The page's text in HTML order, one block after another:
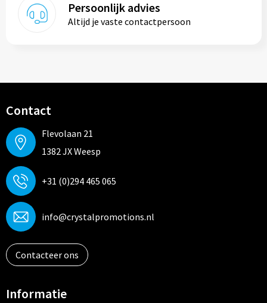
Persoonlijk advies
Altijd je vaste contactpersoon
Contact
Flevolaan 21
1382 JX Weesp
+31 (0)294 465 065
info@crystalpromotions.nl
Contacteer ons
Informatie